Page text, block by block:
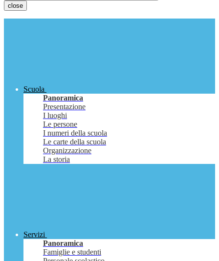
close
Scuola
Panoramica
Presentazione
I luoghi
Le persone
I numeri della scuola
Le carte della scuola
Organizzazione
La storia
Servizi
Panoramica
Famiglie e studenti